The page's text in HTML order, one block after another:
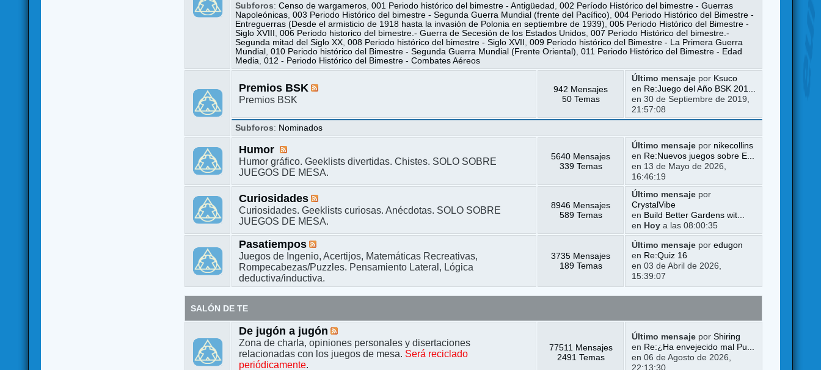
Subforos:Censo de wargameros ,001 Periodo histórico del bimestre - Antigüedad ,002 Período Histórico del bimestre - Guerras
Napoleónicas ,003 Periodo Histórico del bimestre - Segunda Guerra Mundial (frente del Pacífico) ,004 Periodo Histórico del Bimestre -
Entreguerras (Desde el armisticio de 1918 hasta la invasión de Polonia en septiembre de 1939) ,005 Periodo Histórico del Bimestre -
Siglo XVIII
,006 Periodo historico del bimestre.- Guerra de Secesión de los Estados Unidos ,007 Periodo Histórico del bimestre.-
Segunda mitad del Siglo XX ,008 Periodo histórico del bimestre - Siglo XVII ,009 Periodo histórico del Bimestre - La Primera Guerra
Mundial
,010 Periodo histórico del Bimestre - Segunda Guerra Mundial (Frente Oriental) ,011 Periodo Histórico del Bimestre - Edad
Media ,012 - Periodo Histórico del Bimestre - Combates Aéreos
Premios BSK
Premios BSK
942 Mensajes
50 Temas
Último mensajepor Ksuco
en Re:Juego del Año BSK 201...
en 30 de Septiembre de 2019,
21:57:08
Subforos: Nominados
Humor
Humor gráfico. Geeklists divertidas. Chistes. SOLO SOBRE
JUEGOS DE MESA.
5640 Mensajes
339 Temas
Último mensajepor nikecollins
en Re:Nuevos juegos sobre E...
en 13 de Mayo de 2026,
16:46:19
Curiosidades
Curiosidades. Geeklists curiosas. Anécdotas. SOLO SOBRE
JUEGOS DE MESA.
8946 Mensajes
589 Temas
Último mensajepor
CrystalVibe
en Build Better Gardens wit...
en Hoya las 08:00:35
Pasatiempos
Juegos de Ingenio, Acertijos, Matemáticas Recreativas,
Rompecabezas/Puzzles. Pensamiento Lateral, Lógica
deductiva/inductiva.
3735 Mensajes
189 Temas
Último mensajepor edugon
en Re:Quiz 16
en 03 de Abril de 2026,
15:39:07
SALÓN DE TE
De jugón a jugón
Zona de charla, opiniones personales y disertaciones
relacionadas con los juegos de mesa. Será reciclado
periódicamente.
77511 Mensajes
2491 Temas
Último mensajepor Shiring
en Re:¿Ha envejecido mal Pu...
en 06 de Agosto de 2026,
22:13:30